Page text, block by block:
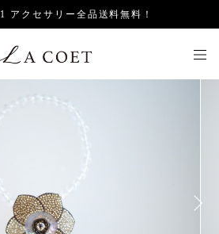
アクセサリー全品送料無料！